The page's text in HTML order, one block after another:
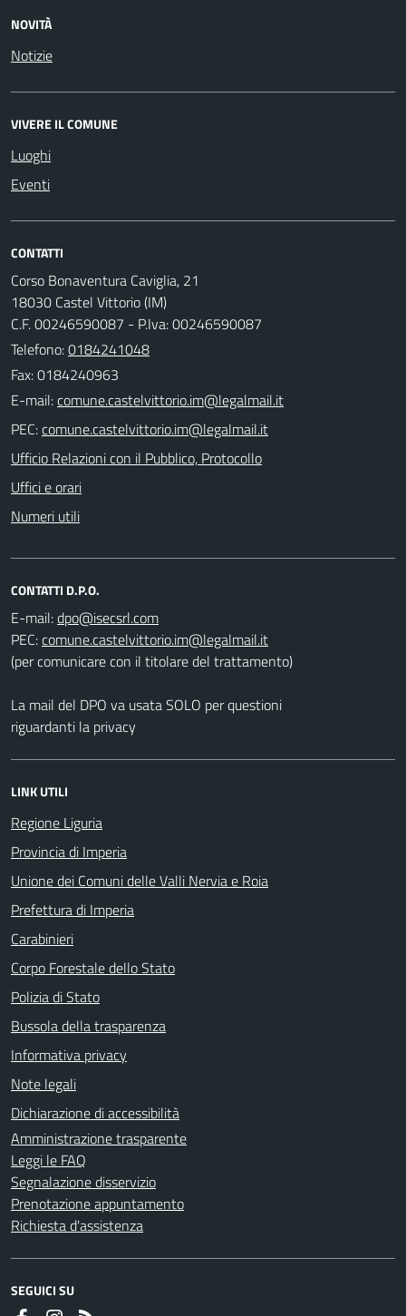
NOVITÀ
Notizie
VIVERE IL COMUNE
Luoghi
Eventi
CONTATTI
Corso Bonaventura Caviglia, 21
18030 Castel Vittorio (IM)
C.F. 00246590087 - P.Iva: 00246590087
Telefono:0184241048
Fax: 0184240963
E-mail:
PEC:
Ufficio Relazioni con il Pubblico, Protocollo
Uffici e orari
Numeri utili
CONTATTI D.P.O.
E-mail:
PEC:
(per comunicare con il titolare del trattamento)
La mail del DPO va usata SOLO per questioni
riguardanti la privacy
LINK UTILI
Regione Liguria
Provincia di Imperia
Unione dei Comuni delle Valli Nervia e Roia
Prefettura di Imperia
Carabinieri
Corpo Forestale dello Stato
Polizia di Stato
Bussola della trasparenza
Informativa privacy
Note legali
Dichiarazione di accessibilità
Amministrazione trasparente
Leggi le FAQ
Segnalazione disservizio
Prenotazione appuntamento
Richiesta d'assistenza
SEGUICI SU